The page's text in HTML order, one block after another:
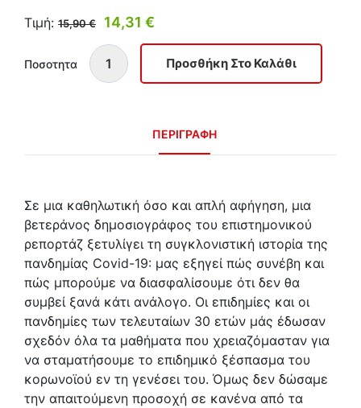
Τιμή: 15,90 € 14,31 €
Ποσοτητα
ΠΕΡΙΓΡΑΦΗ
Σε μια καθηλωτική όσο και απλή αφήγηση, μια
βετεράνος δημοσιογράφος του επιστημονικού
ρεπορτάζ ξετυλίγει τη συγκλονιστική ιστορία της
πανδημίας Covid-19: μας εξηγεί πώς συνέβη και
πώς μπορούμε να διασφαλίσουμε ότι δεν θα
συμβεί ξανά κάτι ανάλογο. Οι επιδημίες και οι
πανδημίες των τελευταίων 30 ετών μάς έδωσαν
σχεδόν όλα τα μαθήματα που χρειαζόμασταν για
να σταματήσουμε το επιδημικό ξέσπασμα του
κορωνοϊού εν τη γενέσει του. Όμως δεν δώσαμε
την απαιτούμενη προσοχή σε κανένα από τα